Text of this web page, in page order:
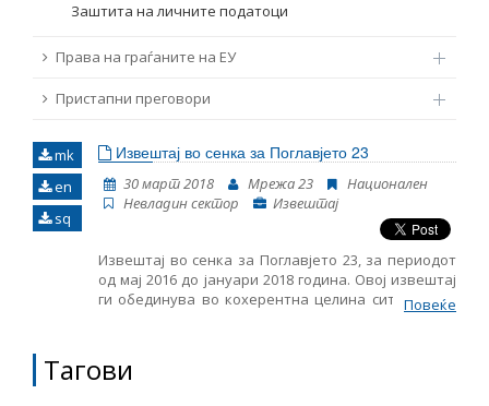
Од Мрежа 23
Јазик
Име, опис или клучен збор
Заштита на личните податоци
Права на граѓаните на ЕУ
Пристапни преговори
mk
en
sq
Извештај во сенка за Поглавјето 23
30 март 2018 Мрежа 23
Национален
Невладин сектор
Извештај
Извештај во сенка за Поглавјето 23, за периодот
од мај 2016 до јануари 2018 година. Овој извештај
ги обединува во кохерентна целина сите наоди,
заклучоци и препораки кои произлегоа од
корупција и темелни права. Ова е трет Извештај
Повеќе
Тагови